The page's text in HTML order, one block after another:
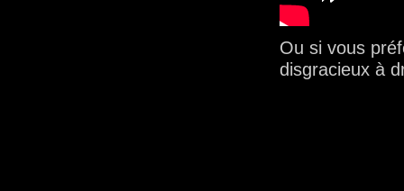
Ou si vous
disgracieux à